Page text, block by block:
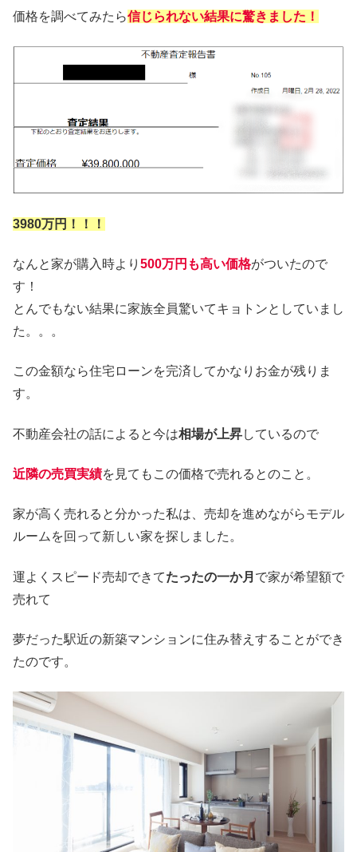
価格を調べてみたら信じられない結果に驚きました！
3980万円！！！
なんと家が購入時より 500万円も高い価格がついたので
す！
とんでもない結果に家族全員驚いてキョトンとしていまし
た。。。
この金額なら住宅ローンを完済してかなりお金が残りま
す。
不動産会社の話によると今は相場が上昇しているので
近隣の売買実績を見てもこの価格で売れるとのこと。
家が高く売れると分かった私は、売却を進めながらモデル
ルームを回って新しい家を探しました。
運よくスピード売却できてたったの一か月 で家が希望額で
売れて
夢だった駅近の新築マンションに住み替えすることができ
たのです。